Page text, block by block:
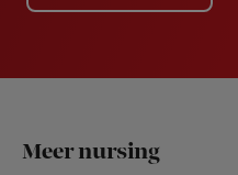
Footer
Meer nursing